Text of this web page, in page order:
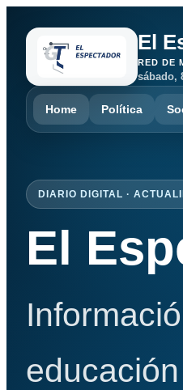
El
RED DE
sábado,
Home Política
DIARIO DIGITAL ·
El